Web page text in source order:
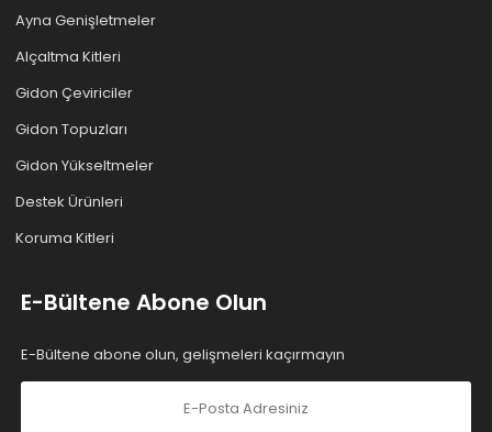
Ayna Genişletmeler
Alçaltma Kitleri
Gidon Çeviriciler
Gidon Topuzları
Gidon Yükseltmeler
Destek Ürünleri
Koruma Kitleri
E-Bültene Abone Olun
E-Bültene abone olun, gelişmeleri kaçırmayın